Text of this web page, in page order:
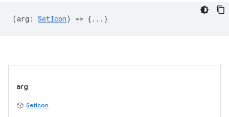
(arg : SetIcon) => {...}
arg
SetIcon